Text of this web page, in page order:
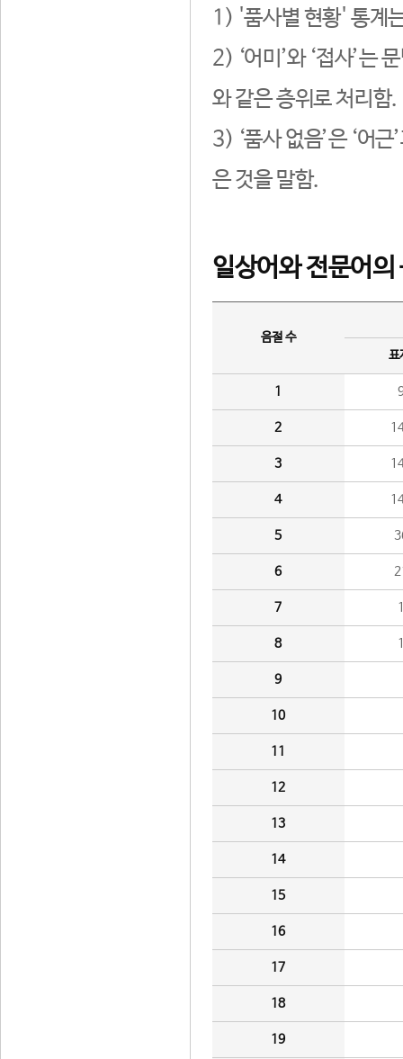
1) '품사별 현황' 통계
2) ‘어미’와 ‘접사’는
와 같은 층위로 처리함.
3) ‘품사 없음’은 ‘어
은 것을 말함.
일상어와 전문어의
음절 수
표
1
2
3
4
5
6
7
8
9
10
11
12
13
14
15
16
17
18
19